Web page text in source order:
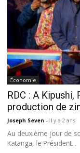
Économie
RDC : A
production de
Joseph Seven - Il y a 2 ans
Au deuxième jour de
Katanga, le Président...